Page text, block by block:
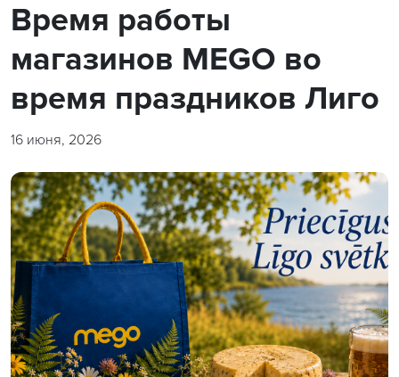
Время работы
магазинов MEGO во
время праздников Лиго
16 июня, 2026